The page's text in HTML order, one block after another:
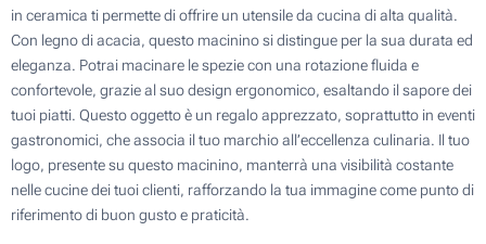
in ceramica ti permette di offrire un utensile da cucina di alta qualità.
Con legno di acacia, questo macinino si distingue per la sua durata ed
eleganza. Potrai macinare le spezie con una rotazione fluida e
confortevole, grazie al suo design ergonomico, esaltando il sapore dei
tuoi piatti. Questo oggetto è un regalo apprezzato, soprattutto in eventi
gastronomici, che associa il tuo marchio all’eccellenza culinaria. Il tuo
logo, presente su questo macinino, manterrà una visibilità costante
nelle cucine dei tuoi clienti, rafforzando la tua immagine come punto di
riferimento di buon gusto e praticità.